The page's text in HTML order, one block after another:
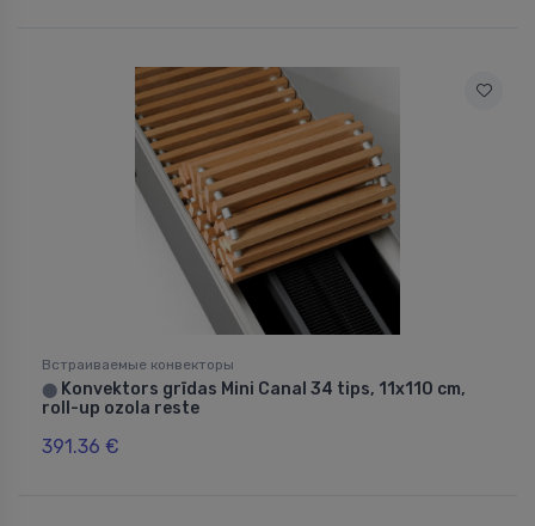
Встраиваемые конвекторы
⬤ Konvektors grīdas Mini Canal 34 tips, 11x110 cm,
roll-up ozola reste
391.36 €